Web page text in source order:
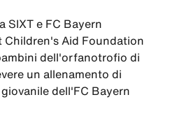
SIXT e FC Bayern
Children's Aid Foundation
dell'orfanotrofio di
un allenamento di
dell'FC Bayern